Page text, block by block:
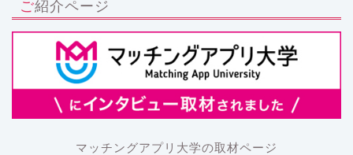
ご紹介ページ
マッチングアプリ大学の取材ページ